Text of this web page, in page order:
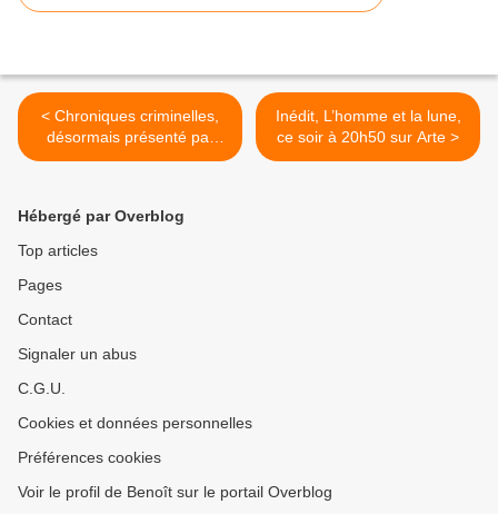
< Chroniques criminelles,
désormais présenté par
Julie Denayer, dès le
Inédit, L’homme et la lune,
ce soir à 20h50 sur Arte >
Hébergé par Overblog
Top articles
Pages
Contact
Signaler un abus
C.G.U.
Cookies et données personnelles
Préférences cookies
Voir le profil de Benoît sur le portail Overblog